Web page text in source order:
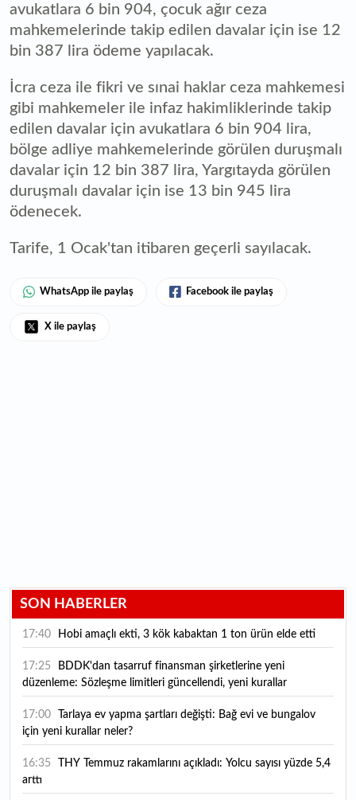
avukatlara 6 bin 904, çocuk ağır ceza
mahkemelerinde takip edilen davalar için ise 12
bin 387 lira ödeme yapılacak.
İcra ceza ile fikri ve sınai haklar ceza mahkemesi
gibi mahkemeler ile infaz hakimliklerinde takip
edilen davalar için avukatlara 6 bin 904 lira,
bölge adliye mahkemelerinde görülen duruşmalı
davalar için 12 bin 387 lira, Yargıtayda görülen
duruşmalı davalar için ise 13 bin 945 lira
ödenecek.
Tarife, 1 Ocak'tan itibaren geçerli sayılacak.
WhatsApp ile paylaş Facebook ile paylaş
X ile paylaş
SON HABERLER
17:40 Hobi amaçlı ekti, 3 kök kabaktan 1 ton ürün elde etti
17:25
düzenleme: Sözleşme limitleri güncellendi, yeni kurallar
yürürlüğe girdi
17:00
için yeni kurallar neler?
16:35
arttı